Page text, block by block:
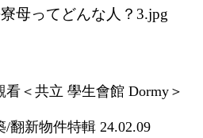
看＜共立 學生會館 Dormy＞
/翻新物件特輯 24.02.09